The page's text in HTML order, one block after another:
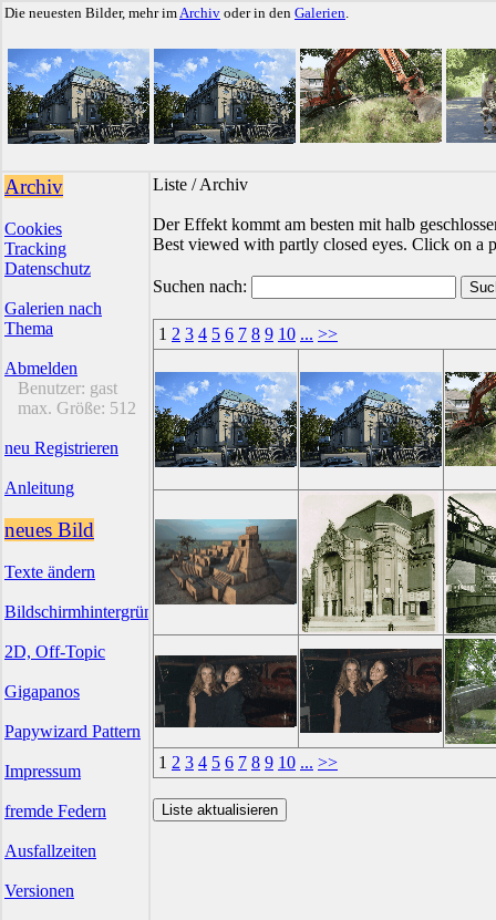
Die neuesten Bilder, mehr imArchiv oder in den Galerien.
Archiv
Cookies
Tracking
Datenschutz
Galerien nach
Thema
Abmelden
Benutzer: gast
max. Größe: 512
neu Registrieren
Anleitung
neues Bild
Texte ändern
Bildschirmhintergründe
2D, Off-Topic
Gigapanos
Papywizard Pattern
Impressum
fremde Federn
Ausfallzeiten
Versionen
Liste / Archiv
Der Effekt kommt am besten mit halb
Best viewed with partly closed eyes. Click on a
Suchen nach:
1 2 3 4 5 6 7 8 9 10 ... >>
1 2 3 4 5 6 7 8 9 10 ... >>